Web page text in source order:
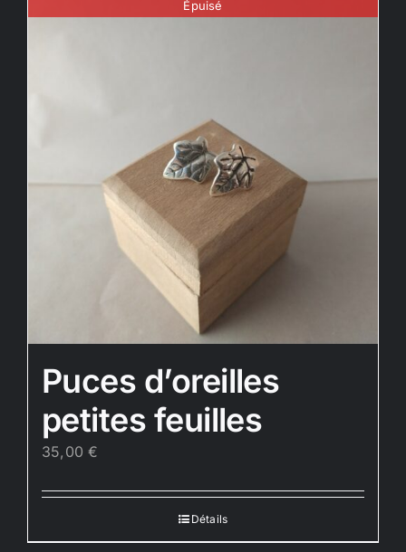
Épuisé
Puces d’oreilles
petites feuilles
35,00€
Détails